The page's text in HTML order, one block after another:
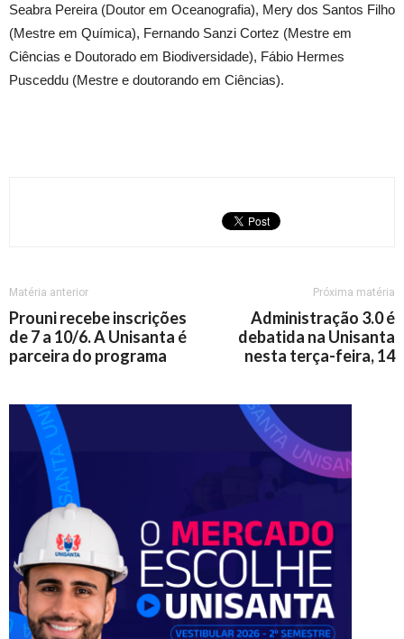
Seabra Pereira (Doutor em Oceanografia), Mery dos Santos Filho
(Mestre em Química), Fernando Sanzi Cortez (Mestre em
Ciências e Doutorado em Biodiversidade), Fábio Hermes
Pusceddu (Mestre e doutorando em Ciências).
Matéria anterior
Prouni recebe inscrições
de 7 a 10/6. A Unisanta é
parceira do programa
Próxima matéria
Administração 3.0 é
debatida na Unisanta
nesta terça-feira, 14